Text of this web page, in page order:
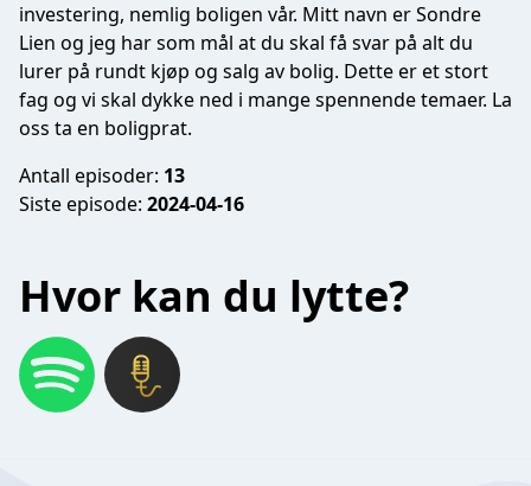
investering, nemlig boligen vår. Mitt navn er Sondre
Lien og jeg har som mål at du skal få svar på alt du
lurer på rundt kjøp og salg av bolig. Dette er et stort
fag og vi skal dykke ned i mange spennende temaer. La
oss ta en boligprat.
Antall episoder: 13
Siste episode: 2024-04-16
Hvor kan du lytte?